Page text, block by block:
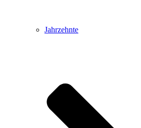
Jahrzehnte